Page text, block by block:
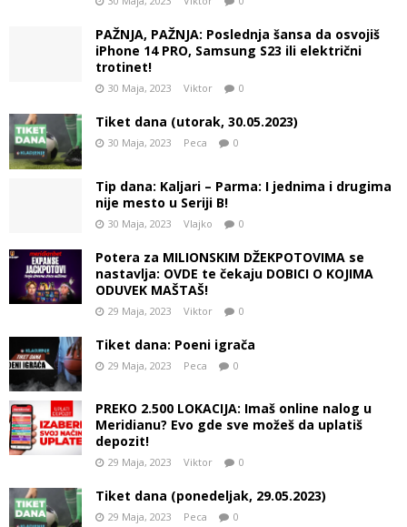
PAŽNJA, PAŽNJA: Poslednja šansa da osvojiš
iPhone 14 PRO, Samsung S23 ili električni
trotinet!
30 Maja, 2023 Viktor 0
Tiket dana (utorak, 30.05.2023)
30 Maja, 2023 Peca 0
Tip dana: Kaljari – Parma: I jednima i drugima
nije mesto u Seriji B!
30 Maja, 2023 Vlajko 0
Potera za MILIONSKIM DŽEKPOTOVIMA se
nastavlja: OVDE te čekaju DOBICI O KOJIMA
ODUVEK MAŠTAŠ!
29 Maja, 2023 Viktor 0
Tiket dana: Poeni igrača
29 Maja, 2023 Peca 0
PREKO 2.500 LOKACIJA: Imaš online nalog u
Meridianu? Evo gde sve možeš da uplatiš
depozit!
29 Maja, 2023 Viktor 0
Tiket dana (ponedeljak, 29.05.2023)
29 Maja, 2023 Peca 0